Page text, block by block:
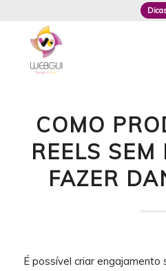
COMO
REELS SEM
FAZER
É possível criar engajamento